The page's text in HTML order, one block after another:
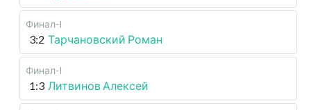
Финал-I
3:2 Тарчановский Роман
Финал-I
1:3 Литвинов Алексей